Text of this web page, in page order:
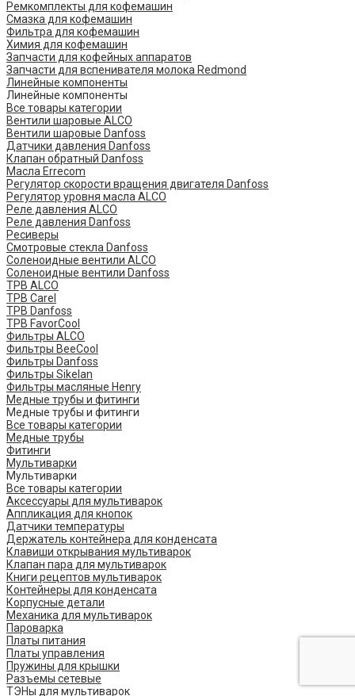
Ремкомплекты для кофемашин
Смазка для кофемашин
Фильтра для кофемашин
Химия для кофемашин
Запчасти для кофейных аппаратов
Запчасти для вспенивателя молока Redmond
Линейные компоненты
Линейные компоненты
Все товары категории
Вентили шаровые ALCO
Вентили шаровые Danfoss
Датчики давления Danfoss
Клапан обратный Danfoss
Масла Errecom
Регулятор скорости вращения двигателя Danfoss
Регулятор уровня масла ALCO
Реле давления ALCO
Реле давления Danfoss
Ресиверы
Смотровые стекла Danfoss
Соленоидные вентили ALCO
Соленоидные вентили Danfoss
ТРВ ALCO
ТРВ Carel
ТРВ Danfoss
ТРВ FavorCool
Фильтры ALCO
Фильтры BeeCool
Фильтры Danfoss
Фильтры Sikelan
Фильтры масляные Henry
Медные трубы и фитинги
Медные трубы и фитинги
Все товары категории
Медные трубы
Фитинги
Мультиварки
Мультиварки
Все товары категории
Аксессуары для мультиварок
Аппликация для кнопок
Датчики температуры
Держатель контейнера для конденсата
Клавиши открывания мультиварок
Клапан пара для мультиварок
Книги рецептов мультиварок
Контейнеры для конденсата
Корпусные детали
Механика для мультиварок
Пароварка
Платы питания
Платы управления
Пружины для крышки
Разъемы сетевые
ТЭНы для мультиварок